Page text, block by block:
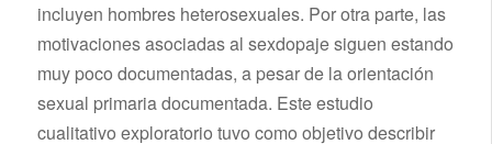
incluyen hombres heterosexuales. Por otra parte, las
motivaciones asociadas al sexdopaje siguen estando
muy poco documentadas, a pesar de la orientación
sexual primaria documentada. Este estudio
cualitativo exploratorio tuvo como objetivo describir